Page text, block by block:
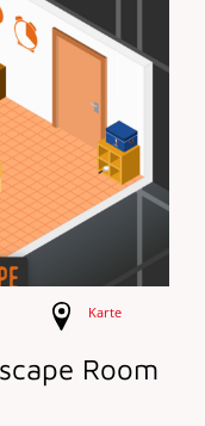
Karte
Room